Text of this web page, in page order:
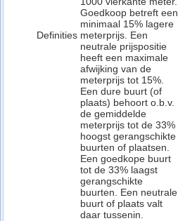
Definities
Goedkoop betreft een
minimaal 15% lagere
meterprijs. Een
neutrale prijspositie
heeft een maximale
afwijking van de
meterprijs tot 15%.
Een dure buurt (of
plaats) behoort o.b.v.
de gemiddelde
meterprijs tot de 33%
hoogst gerangschikte
buurten of plaatsen.
Een goedkope buurt
tot de 33% laagst
gerangschikte
buurten. Een neutrale
buurt of plaats valt
daar tussenin.